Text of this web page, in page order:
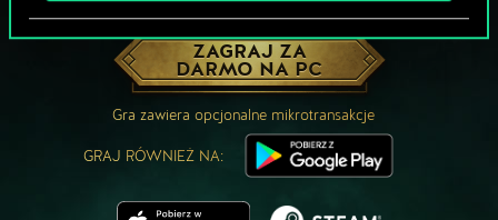
ZAGRAJ ZA
DARMO NA PC
Gra zawiera opcjonalne mikrotransakcje
GRAJ RÓWNIEŻ NA: